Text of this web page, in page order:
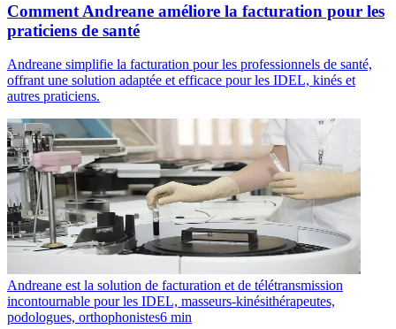
Comment Andreane améliore la facturation pour les
praticiens de santé
Andreane simplifie la facturation pour les professionnels de santé,
offrant une solution adaptée et efficace pour les IDEL, kinés et
autres praticiens.
Andreane est la solution de facturation et de télétransmission
incontournable pour les IDEL, masseurs-kinésithérapeutes,
podologues, orthophonistes6 min